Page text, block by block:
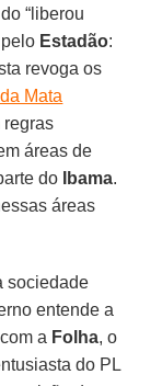
“liberou
Estadão:
revoga os
Mata
regras
áreas de
do
Ibama.
áreas
sociedade
entende a
a Folha, o
do PL